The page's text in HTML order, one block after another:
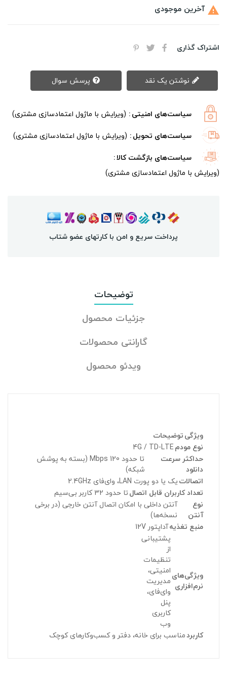
 آخرین موجودی
اشتراک گذاری
سیاست‌های امنیتی (ویرایش با ماژول اعتمادسازی مشتری)
سیاست‌های تحویل (ویرایش با ماژول اعتمادسازی مشتری)
سیاست‌های بازگشت کالا
(ویرایش با ماژول اعتمادسازی مشتری)
پرداخت سریع و امن با کارتهای عضو شتاب
توضیحات
جزئیات محصول
گارانتی محصولات
ویدئو محصول
ویژگیتوضیحات
نوع مودم4G / TD-LTE
حداکثر سرعت
دانلود
تا حدود 120 Mbps (بسته به پوشش
شبکه)
اتصالاتیک یا دو پورت LAN، وای‌فای 2.4GHz
تعداد کاربران قابل اتصالتا حدود 32 کاربر بی‌سیم
نوع
آنتن
آنتن داخلی با امکان اتصال آنتن خارجی (در برخی
نسخه‌ها)
منبع تغذیهآداپتور 12V
ویژگی‌های
نرم‌افزاری
پشتیبانی
از
تنظیمات
امنیتی،
مدیریت
وای‌فای،
پنل
کاربری
وب
کاربردمناسب برای خانه، دفتر و کسب‌وکارهای کوچک